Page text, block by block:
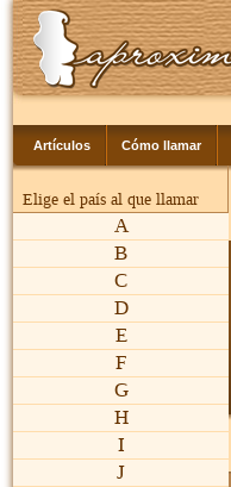
Artículos Cómo llamar
Elige el país al que llamar
A
B
C
D
E
F
G
H
I
J